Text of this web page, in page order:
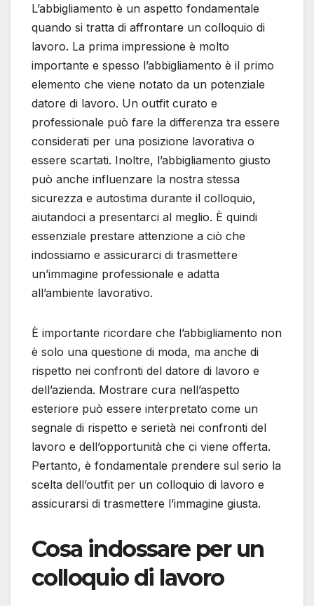
L’abbigliamento è un aspetto fondamentale
quando si tratta di affrontare un colloquio di
lavoro. La prima impressione è molto
importante e spesso l’abbigliamento è il primo
elemento che viene notato da un potenziale
datore di lavoro. Un outfit curato e
professionale può fare la differenza tra essere
considerati per una posizione lavorativa o
essere scartati. Inoltre, l’abbigliamento giusto
può anche influenzare la nostra stessa
sicurezza e autostima durante il colloquio,
aiutandoci a presentarci al meglio. È quindi
essenziale prestare attenzione a ciò che
indossiamo e assicurarci di trasmettere
un’immagine professionale e adatta
all’ambiente lavorativo.
È importante ricordare che l’abbigliamento non
è solo una questione di moda, ma anche di
rispetto nei confronti del datore di lavoro e
dell’azienda. Mostrare cura nell’aspetto
esteriore può essere interpretato come un
segnale di rispetto e serietà nei confronti del
lavoro e dell’opportunità che ci viene offerta.
Pertanto, è fondamentale prendere sul serio la
scelta dell’outfit per un colloquio di lavoro e
assicurarsi di trasmettere l’immagine giusta.
Cosa indossare per un
colloquio di lavoro